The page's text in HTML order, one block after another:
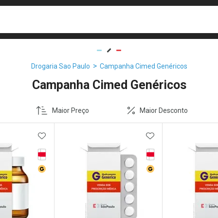
Drogaria Sao Paulo Campanha Cimed Genéricos
Campanha Cimed Genéricos
Maior Preço Maior Desconto
Tarja Vermelha
Medicamento Genérico
ADICIONAR AOS FAVORITOS
Tarja Vermelha
Medicamento
ADICIONAR AOS